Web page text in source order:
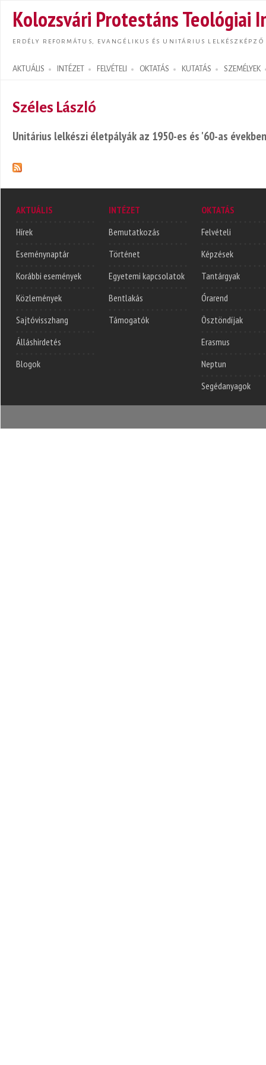
Kolozsvári Protestáns Teológiai
ERDÉLY REFORMÁTUS, EVANGÉLIKUS ÉS UNITÁRIUS LELKÉSZKÉPZŐ
AKTUÁLIS INTÉZET FELVÉTELI OKTATÁS KUTATÁS SZEMÉLYEK
Search form
Széles László
Unitárius lelkészi életpályák az 1950-es és '60-as években
AKTUÁLIS
Hírek
Eseménynaptár
Korábbi események
Közlemények
Sajtóvisszhang
Álláshirdetés
Blogok
INTÉZET
Bemutatkozás
Történet
Egyetemi kapcsolatok
Bentlakás
Támogatók
OKTATÁS
Felvételi
Képzések
Tantárgyak
Órarend
Ösztöndíjak
Erasmus
Neptun
Segédanyagok